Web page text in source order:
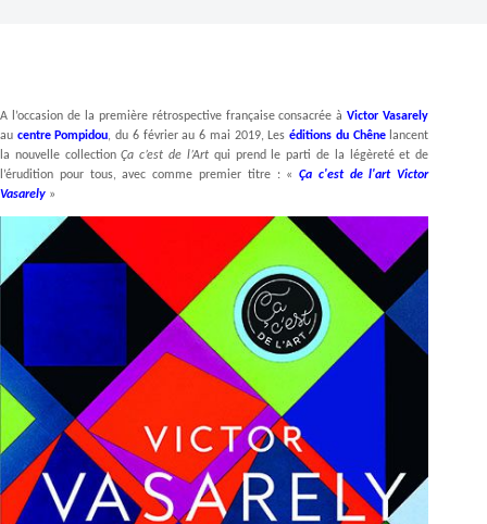
A l’occasion de la première rétrospective française consacrée àVictor Vasarely
au centre Pompidou, du 6 février au 6 mai 2019, Leséditions du Chênelancent
la nouvelle collectionÇa c’est de l’Art qui prend le parti de la légèreté et de
l’érudition pour tous, avec comme premier titre : «Ça c'est de l'art Victor
Vasarely »